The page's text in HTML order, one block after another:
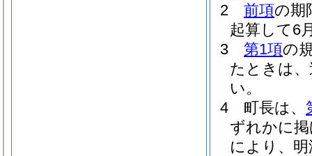
2
前項の期
起算して6
3
第1項の
たときは
い。
4
町長は、
ずれかに
により、